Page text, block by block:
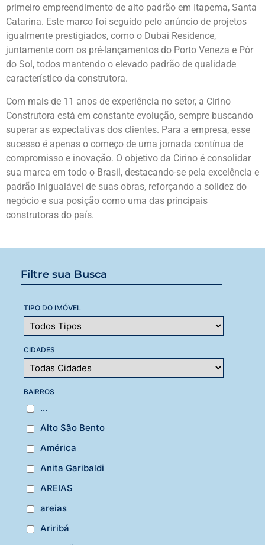
Filtre sua Busca
TIPO DO IMÓVEL
CIDADES
BAIRROS
...
Alto São Bento
América
Anita Garibaldi
AREIAS
areias
Ariribá
primeiro empreendimento de alto padrão em Itapema, Santa
Catarina. Este marco foi seguido pelo anúncio de projetos
igualmente prestigiados, como o Dubai Residence,
juntamente com os pré-lançamentos do Porto Veneza e Pôr
do Sol, todos mantendo o elevado padrão de qualidade
característico da construtora.
Com mais de 11 anos de experiência no setor, a Cirino
Construtora está em constante evolução, sempre buscando
superar as expectativas dos clientes. Para a empresa, esse
sucesso é apenas o começo de uma jornada contínua de
compromisso e inovação. O objetivo da Cirino é consolidar
sua marca em todo o Brasil, destacando-se pela excelência e
padrão inigualável de suas obras, reforçando a solidez do
negócio e sua posição como uma das principais
construtoras do país.